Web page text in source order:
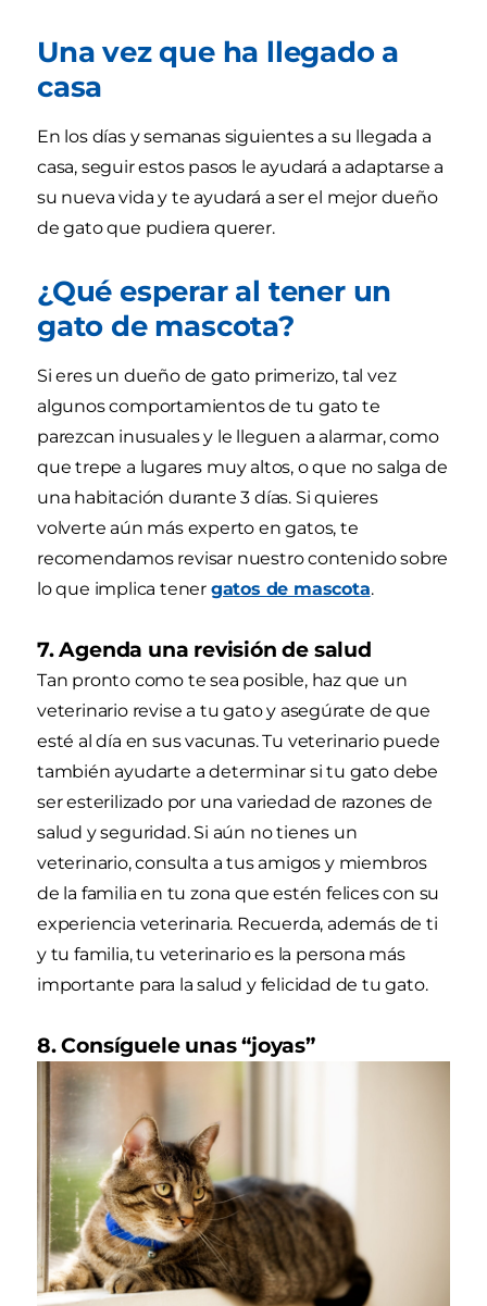
Una vez que ha llegado a
casa
En los días y semanas siguientes a su llegada a
casa, seguir estos pasos le ayudará a adaptarse a
su nueva vida y te ayudará a ser el mejor dueño
de gato que pudiera querer.
¿Qué esperar al tener un
gato de mascota?
Si eres un dueño de gato primerizo, tal vez
algunos comportamientos de tu gato te
parezcan inusuales y le lleguen a alarmar, como
que trepe a lugares muy altos, o que no salga de
una habitación durante 3 días. Si quieres
volverte aún más experto en gatos, te
recomendamos revisar nuestro contenido sobre
lo que implica tener gatos de mascota.
7. Agenda una revisión de salud
Tan pronto como te sea posible, haz que un
veterinario revise a tu gato y asegúrate de que
esté al día en sus vacunas. Tu veterinario puede
también ayudarte a determinar si tu gato debe
ser esterilizado por una variedad de razones de
salud y seguridad. Si aún no tienes un
veterinario, consulta a tus amigos y miembros
de la familia en tu zona que estén felices con su
experiencia veterinaria. Recuerda, además de ti
y tu familia, tu veterinario es la persona más
importante para la salud y felicidad de tu gato.
8. Consíguele unas “joyas”